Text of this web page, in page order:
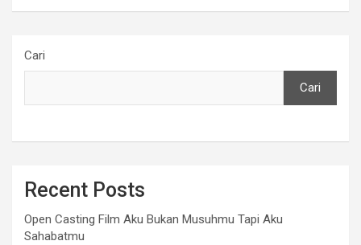
Cari
Cari
Recent Posts
Open Casting Film Aku Bukan Musuhmu Tapi Aku
Sahabatmu